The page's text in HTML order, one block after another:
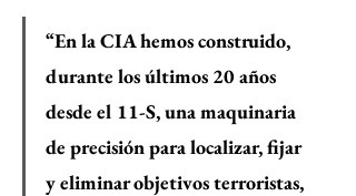
“En la CIA hemos construido,
durante los últimos 20 años
desde el 11-S, una maquinaria
de precisión para localizar, fijar
y eliminar objetivos terroristas,